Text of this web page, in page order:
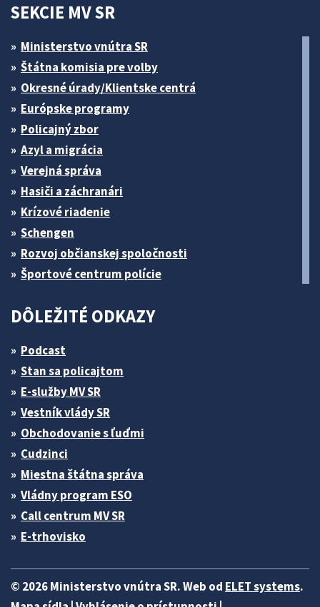
SEKCIE MV SR
Ministerstvo vnútra SR
Štátna komisia pre volby
Okresné úrady/Klientske centrá
Európske programy
Policajný zbor
Azyl a migrácia
Verejná správa
Hasiči a záchranári
Krízové riadenie
Schengen
Rozvoj občianskej spoločnosti
Športové centrum polície
DÔLEŽITÉ ODKAZY
Podcast
Stan sa policajtom
E-služby MV SR
Vestník vlády SR
Obchodovanie s ľuďmi
Cudzinci
Miestna štátna správa
Vládny program ESO
Call centrum MV SR
E-trhovisko
© 2026 Ministerstvo vnútra SR. Web od ELET systems.